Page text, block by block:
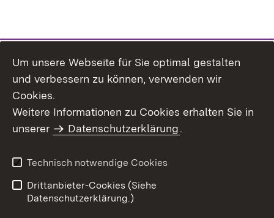
Inhaltsübersicht
Kontakt
Impressum
Datenschutz
Benutzungshinweise
Erklärung zur
Barrierefreiheit
Um unsere Webseite für Sie optimal gestalten
und verbessern zu können, verwenden wir
Cookies.
Weitere Informationen zu Cookies erhalten Sie in
unserer
Datenschutzerklärung.
Technisch notwendige Cookies
Drittanbieter-Cookies (Siehe
Datenschutzerklärung.)